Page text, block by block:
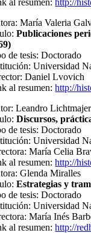
al resumen:http://
María Valeria
Publicaciones
de tesis: Doctorado
Universidad
Daniel Lvovich
al resumen:http://
Leandro Lichtmajer
Discursos,
de tesis: Doctorado
Universidad
María Celia
al resumen:http://
Glenda Miralles
Estrategias y
de tesis: Doctorado
Universidad
María Inés
al resumen:http://